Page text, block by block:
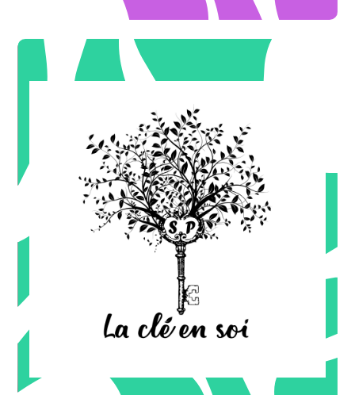
LA CLÉ EN SOI
Sophrologue -Energetique
OFFRE DE BIENVENUE
sur la Chauffe ombilicale - 180€ au lieu de 200€
* Protocole de 4 soins
OFFRE DE BIENVENUE
Numérologie Karmique Tibétaine - 99€ au lieu de
120€
* Thème Complet + PDF env 20 pages
OFFRE DE BIENVENUE
1ere seance Sophrologie énergétique - 35€ au lieu de
55€
* uniquement sur la 1ere séance